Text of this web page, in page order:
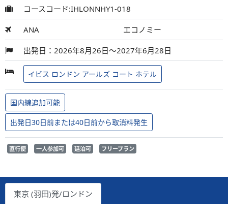
コースコード:IHLONNHY1-018
ANA エコノミー
出発日：2026年8月26日～2027年6月28日
イビス ロンドン アールズ コート ホテル
国内線追加可能
出発日30日前または40日前から取消料発生
直行便 一人参加可 延泊可 フリープラン
東京 (羽田)発/ロンドン